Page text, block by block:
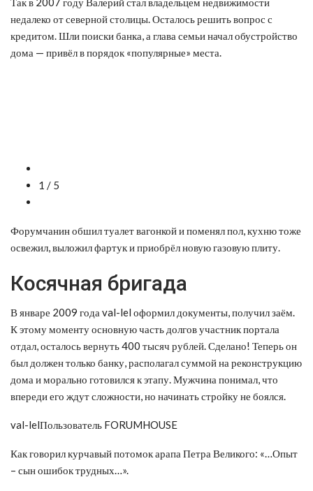
недалеко от северной столицы. Осталось решить вопрос с
кредитом. Шли поиски банка, а глава семьи начал обустройство
дома — привёл в порядок «популярные» места.
1 / 5
Форумчанин обшил туалет вагонкой и поменял пол, кухню тоже
освежил, выложил фартук и приобрёл новую газовую плиту.
Косячная бригада
В январе 2009 года val-lel оформил документы, получил заём.
К этому моменту основную часть долгов участник портала
отдал, осталось вернуть 400 тысяч рублей. Сделано! Теперь он
был должен только банку, располагал суммой на реконструкцию
дома и морально готовился к этапу. Мужчина понимал, что
впереди его ждут сложности, но начинать стройку не боялся.
val-lelПользователь FORUMHOUSE
Как говорил курчавый потомок арапа Петра Великого: «…Опыт
– сын ошибок трудных…».